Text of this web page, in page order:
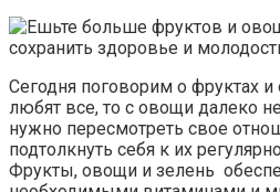
Сегодня поговорим о фруктах
любят все, то с овощи далеко
нужно пересмотреть свое
подтолкнуть себя к их
Фрукты, овощи и зелень